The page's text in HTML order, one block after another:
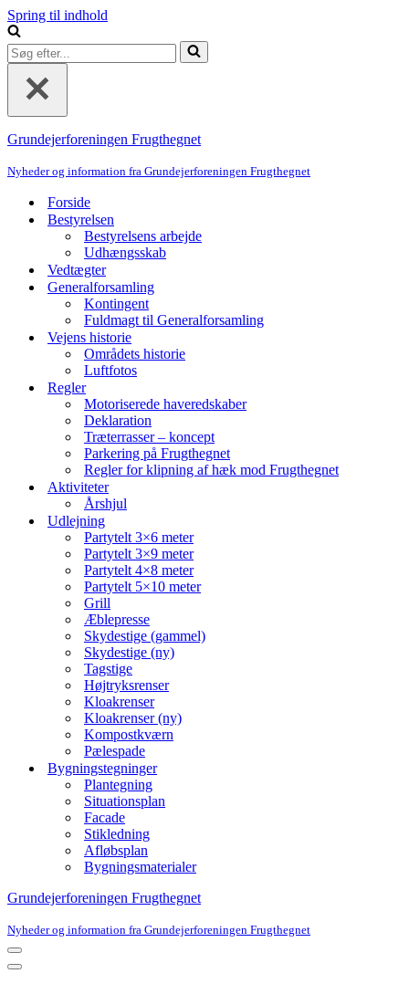
Spring til indhold
Søg
efter...
Grundejerforeningen Frugthegnet
Nyheder og information fra Grundejerforeningen Frugthegnet
Forside
Bestyrelsen
Bestyrelsens arbejde
Udhængsskab
Vedtægter
Generalforsamling
Kontingent
Fuldmagt til Generalforsamling
Vejens historie
Områdets historie
Luftfotos
Regler
Motoriserede haveredskaber
Deklaration
Træterrasser – koncept
Parkering på Frugthegnet
Regler for klipning af hæk mod Frugthegnet
Aktiviteter
Årshjul
Udlejning
Partytelt 3×6 meter
Partytelt 3×9 meter
Partytelt 4×8 meter
Partytelt 5×10 meter
Grill
Æblepresse
Skydestige (gammel)
Skydestige (ny)
Tagstige
Højtryksrenser
Kloakrenser
Kloakrenser (ny)
Kompostkværn
Pælespade
Bygningstegninger
Plantegning
Situationsplan
Facade
Stikledning
Afløbsplan
Bygningsmaterialer
Grundejerforeningen Frugthegnet
Nyheder og information fra Grundejerforeningen Frugthegnet
Navigation
menu
Navigation